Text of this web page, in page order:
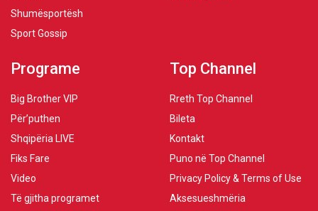
Shumësportësh
Sport Gossip
Programe
Big Brother VIP
Për’puthen
Shqipëria LIVE
Fiks Fare
Video
Të gjitha programet
Top Channel
Rreth Top Channel
Bileta
Kontakt
Puno në Top Channel
Privacy Policy & Terms of Use
Aksesueshmëria